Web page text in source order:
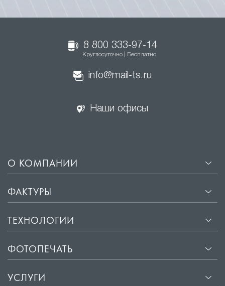
8 800 333-97-14
Круглосуточно | Бесплатно
info@mail-ts.ru
Наши офисы
О КОМПАНИИ
ФАКТУРЫ
ТЕХНОЛОГИИ
ФОТОПЕЧАТЬ
УСЛУГИ